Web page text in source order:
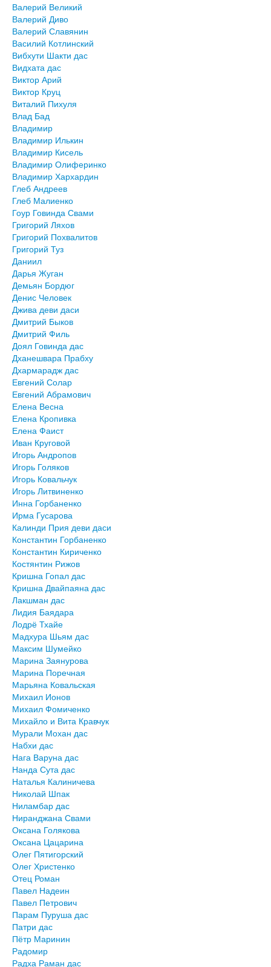
Валерий Великий
Валерий Диво
Валерий Славянин
Василий Котлинский
Вибхути Шакти дас
Видхата дас
Виктор Арий
Виктор Круц
Виталий Пихуля
Влад Бад
Владимир
Владимир Илькин
Владимир Кисель
Владимир Олиферинко
Владимир Хархардин
Глеб Андреев
Глеб Малиенко
Гоур Говинда Свами
Григорий Ляхов
Григорий Похвалитов
Григорий Туз
Даниил
Дарья Жуган
Демьян Бордюг
Денис Человек
Джива деви даси
Дмитрий Быков
Дмитрий Филь
Доял Говинда дас
Дханешвара Прабху
Дхармарадж дас
Евгений Солар
Евгений Абрамович
Елена Весна
Елена Кропивка
Елена Фаист
Иван Круговой
Игорь Андропов
Игорь Голяков
Игорь Ковальчук
Игорь Литвиненко
Инна Горбаненко
Ирма Гусарова
Калинди Прия деви даси
Константин Горбаненко
Константин Кириченко
Костянтин Рижов
Кришна Гопал дас
Кришна Двайпаяна дас
Лакшман дас
Лидия Баядара
Лодрё Тхайе
Мадхура Шьям дас
Максим Шумейко
Марина Заянурова
Марина Поречная
Марьяна Ковальская
Михаил Ионов
Михаил Фомиченко
Михайло и Вита Кравчук
Мурали Мохан дас
Набхи дас
Нага Варуна дас
Нанда Сута дас
Наталья Калиничева
Николай Шпак
Ниламбар дас
Ниранджана Свами
Оксана Голякова
Оксана Цацарина
Олег Пятигорский
Олег Христенко
Отец Роман
Павел Надеин
Павел Петрович
Парам Пуруша дас
Патри дас
Пётр Маринин
Радомир
Радха Раман дас